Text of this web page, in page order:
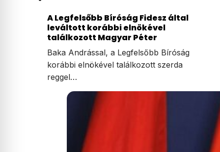
A Legfelsőbb Bíróság Fidesz által
leváltott korábbi elnökével
találkozott Magyar Péter
Baka Andrással, a Legfelsőbb Bíróság
korábbi elnökével találkozott szerda
reggel…